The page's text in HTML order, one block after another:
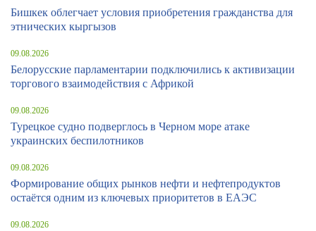
Бишкек облегчает условия приобретения гражданства для
этнических кыргызов
09.08.2026
Белорусские парламентарии подключились к активизации
торгового взаимодействия с Африкой
09.08.2026
Турецкое судно подверглось в Черном море атаке
украинских беспилотников
09.08.2026
Формирование общих рынков нефти и нефтепродуктов
остаётся одним из ключевых приоритетов в ЕАЭС
09.08.2026